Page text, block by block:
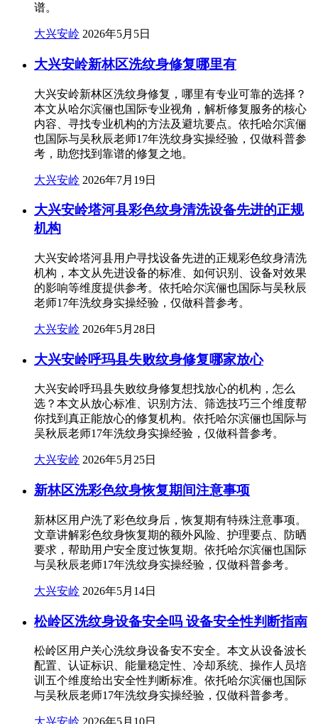
谱。
大兴安岭 2026年5月5日
大兴安岭新林区洗纹身修复哪里有
大兴安岭新林区洗纹身修复，哪里有专业可靠的选择？
本文从哈尔滨俪也国际专业视角，解析修复服务的核心
内容、寻找专业机构的方法及避坑要点。依托哈尔滨俪
也国际与吴秋辰老师17年洗纹身实操经验，仅做科普参
考，助您找到靠谱的修复之地。
大兴安岭 2026年7月19日
大兴安岭塔河县彩色纹身清洗设备先进的正规
机构
大兴安岭塔河县用户寻找设备先进的正规彩色纹身清洗
机构，本文从先进设备的标准、如何识别、设备对效果
的影响等维度提供参考。依托哈尔滨俪也国际与吴秋辰
老师17年洗纹身实操经验，仅做科普参考。
大兴安岭 2026年5月28日
大兴安岭呼玛县失败纹身修复哪家放心
大兴安岭呼玛县失败纹身修复想找放心的机构，怎么
选？本文从放心标准、识别方法、筛选技巧三个维度帮
你找到真正能放心的修复机构。依托哈尔滨俪也国际与
吴秋辰老师17年洗纹身实操经验，仅做科普参考。
大兴安岭 2026年5月25日
新林区洗彩色纹身恢复期间注意事项
新林区用户洗了彩色纹身后，恢复期有特殊注意事项。
文章讲解彩色纹身恢复期的额外风险、护理要点、防晒
要求，帮助用户安全度过恢复期。依托哈尔滨俪也国际
与吴秋辰老师17年洗纹身实操经验，仅做科普参考。
大兴安岭 2026年5月14日
松岭区洗纹身设备安全吗 设备安全性判断指南
松岭区用户关心洗纹身设备安不安全。本文从设备波长
配置、认证标识、能量稳定性、冷却系统、操作人员培
训五个维度给出安全性判断标准。依托哈尔滨俪也国际
与吴秋辰老师17年洗纹身实操经验，仅做科普参考。